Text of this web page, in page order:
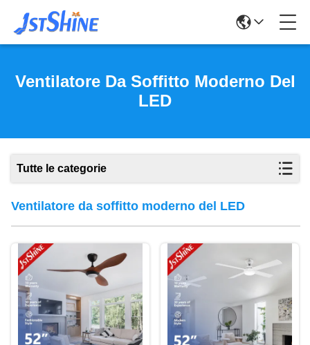
Ventilatore Da Soffitto Moderno Del
LED
Tutte le categorie
Ventilatore da soffitto moderno del LED